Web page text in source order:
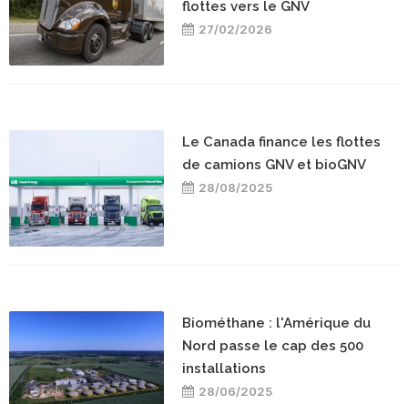
flottes vers le GNV
27/02/2026
Le Canada finance les flottes
de camions GNV et bioGNV
28/08/2025
Biométhane : l'Amérique du
Nord passe le cap des 500
installations
28/06/2025